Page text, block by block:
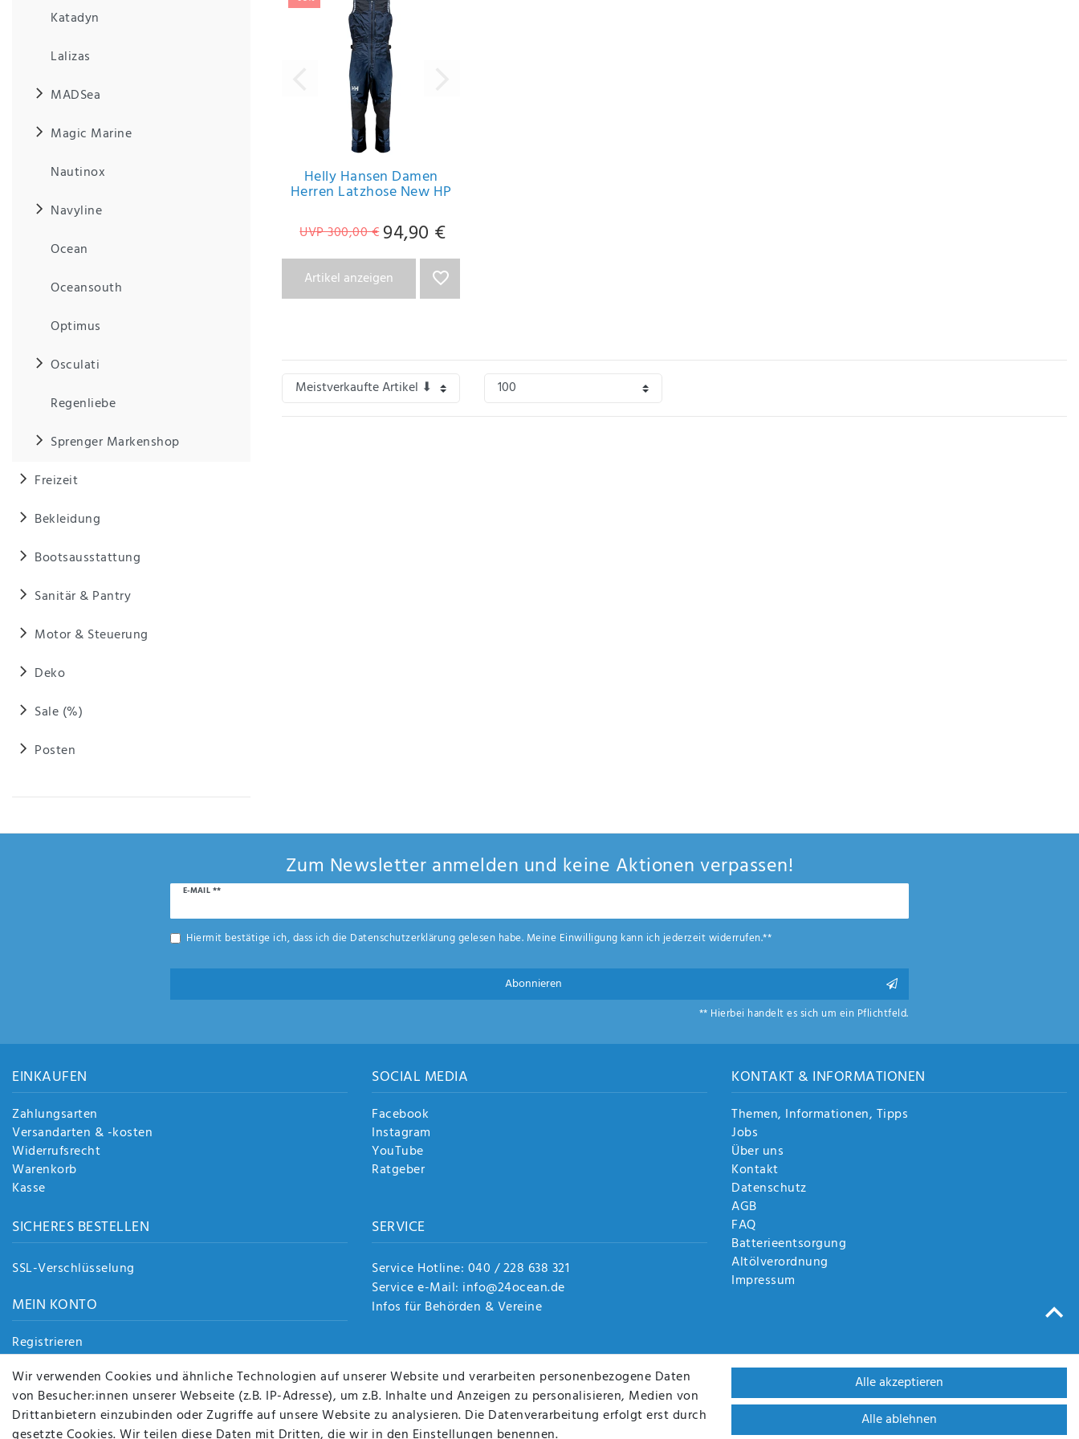
Katadyn
Lalizas
MADSea
Magic Marine
Nautinox
Navyline
Ocean
Oceansouth
Optimus
Osculati
Regenliebe
Sprenger Markenshop
Freizeit
Bekleidung
Bootsausstattung
Sanitär & Pantry
Motor & Steuerung
Deko
Sale (%)
Posten
Anf
rag
sen
n
Helly Hansen Damen
Herren Latzhose New HP
UVP 300,00 €94,90 €
Artikel anzeigen
Zum Newsletter anmelden und keine Aktionen verpassen!
E-MAIL **
Newsletter
Hiermit bestätige ich, dass ich die Daten­schutz­erklärunggelesen habe. Meine Einwilligung kann ich jederzeit widerrufen.**
Abonnieren
** Hierbei handelt es sich um ein Pflichtfeld.
EINKAUFEN
Zahlungsarten
Versandarten & -kosten
Widerrufsrecht
Warenkorb
Kasse
SICHERES BESTELLEN
SSL-Verschlüsselung
MEIN KONTO
Registrieren
Login
SOCIAL MEDIA
Facebook
Instagram
YouTube
Ratgeber
SERVICE
Service Hotline: 040 / 228 638 321
Service e-Mail: info@24ocean.de
Infos für Behörden & Vereine
KONTAKT & INFORMATIONEN
Themen, Informationen, Tipps
Jobs
Über uns
Kontakt
Datenschutz
AGB
FAQ
Batterieentsorgung
Altölverordnung
Impressum
Wir verwenden Cookies und ähnliche Technologien auf unserer Website und verarbeiten personenbezogene Daten
von Besucher:innen unserer Webseite (z.B. IP-Adresse), um z.B. Inhalte und Anzeigen zu personalisieren, Medien von
Drittanbietern einzubinden oder Zugriffe auf unsere Website zu analysieren. Die Datenverarbeitung erfolgt erst durch
Alle akzeptieren
Alle ablehnen